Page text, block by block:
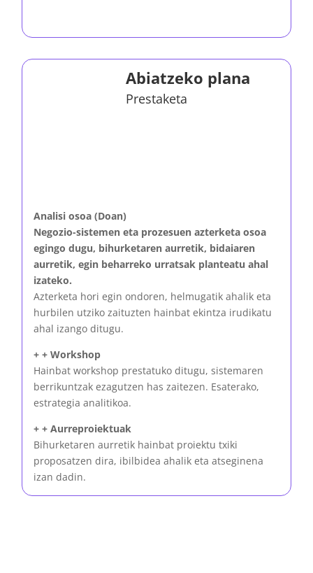
Abiatzeko plana
Prestaketa
Analisi osoa (Doan)
Negozio-sistemen eta prozesuen azterketa osoa
egingo dugu, bihurketaren aurretik, bidaiaren
aurretik, egin beharreko urratsak planteatu ahal
izateko.
Azterketa hori egin ondoren, helmugatik ahalik eta
hurbilen utziko zaituzten hainbat ekintza irudikatu
ahal izango ditugu.
+ + Workshop
Hainbat workshop prestatuko ditugu, sistemaren
berrikuntzak ezagutzen has zaitezen. Esaterako,
estrategia analitikoa.
+ + Aurreproiektuak
Bihurketaren aurretik hainbat proiektu txiki
proposatzen dira, ibilbidea ahalik eta atseginena
izan dadin.